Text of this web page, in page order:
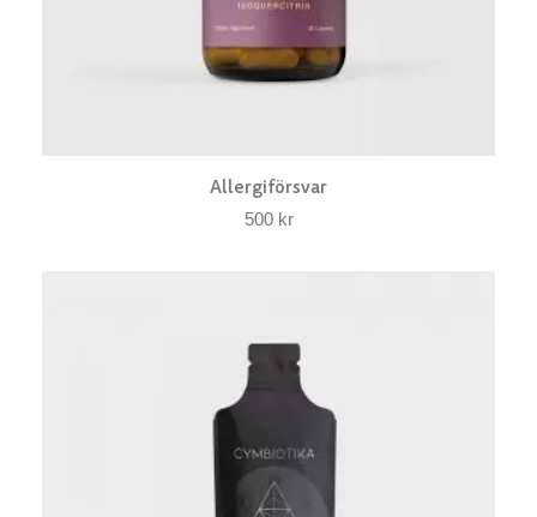
Allergiförsvar
500 kr